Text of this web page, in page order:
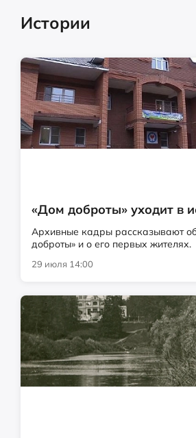
Истории
«Дом доброты» уходит в
Архивные кадры рассказывают
доброты» и о его первых жителях.
29 июля 14:00